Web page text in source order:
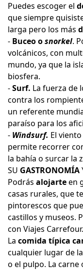
Puedes escoger el
que siempre
larga pero los más
- Buceo osnorkel.
volcánicos, con
mundo, ya que la
biosfera.
-Surf. La fuerza de
contra los
un referente
paraíso para los
- Windsurf. El
permite recorrer
la bahía o surcar la
SU GASTRONOMÍA
Podrás alojarteen
casas rurales, que
pintorescos que
castillos y museos.
con Viajes Carrefour.
La comida típica
cualquier lugar de
o el pulpo. La carne